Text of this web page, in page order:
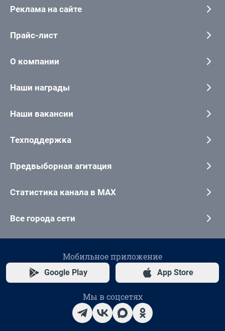
Реклама на сайте
Прайс-лист
О компании
Наши награды
Наши вакансии
Техподдержка
Предвыборная агитация
Статистика канала в MAX
Все города сети
Мобильное приложение
Google Play App Store
Мы в соцсетях